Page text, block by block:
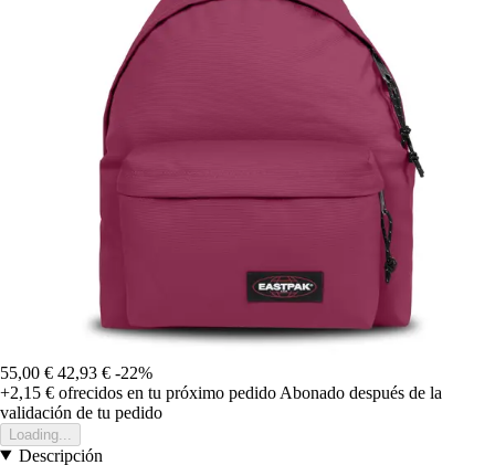
55,00 € 42,93 € -22%
+2,15 € ofrecidos en tu próximo pedido Abonado después de la
validación de tu pedido
Loading...
Descripción